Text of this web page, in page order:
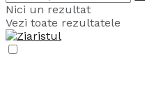
Nici un rezultat
Vezi toate rezultatele